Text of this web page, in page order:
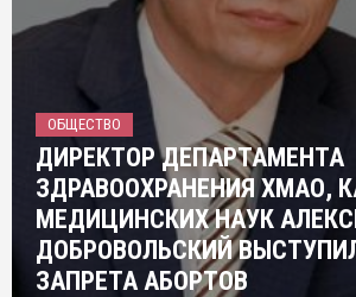
ОБЩЕСТВО
ДИРЕКТОР ДЕПАРТАМЕНТА
ЗДРАВООХРАНЕНИЯ ХМАО,
МЕДИЦИНСКИХ НАУК
ДОБРОВОЛЬСКИЙ
ЗАПРЕТА АБОРТОВ